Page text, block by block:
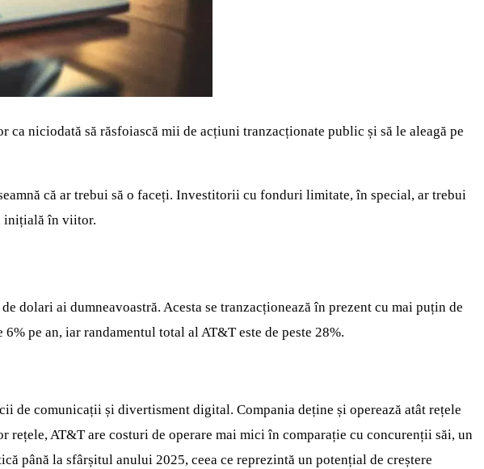
niciodată să răsfoiască mii de acțiuni tranzacționate public și să le aleagă pe
că ar trebui să o faceți. Investitorii cu fonduri limitate, în special, ar trebui
inițială în viitor.
dolari ai dumneavoastră. Acesta se tranzacționează în prezent cu mai puțin de
pe an, iar randamentul total al AT&T este de peste 28%.
de comunicații și divertisment digital. Compania deține și operează atât rețele
AT&T are costuri de operare mai mici în comparație cu concurenții săi, un
până la sfârșitul anului 2025, ceea ce reprezintă un potențial de creștere